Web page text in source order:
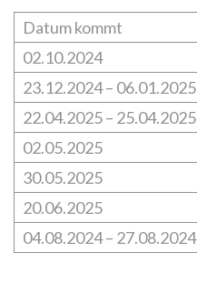
Datum kommt
02.10.2024
23.12.2024 – 06.01.2025
22.04.2025 – 25.04.2025
02.05.2025
30.05.2025
20.06.2025
04.08.2024 – 27.08.2024